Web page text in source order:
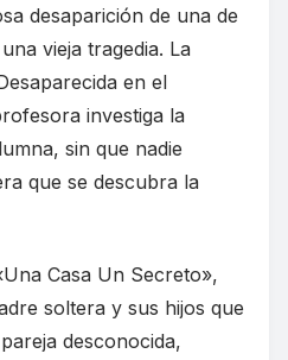
desaparición de una de
vieja tragedia. La
en el
investiga la
sin que nadie
que se descubra la
Casa Un Secreto»,
soltera y sus hijos que
desconocida,